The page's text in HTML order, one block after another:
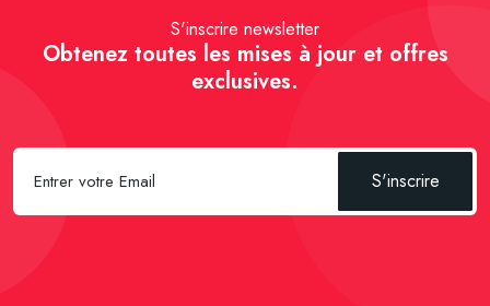
S'inscrire newsletter
Obtenez toutes les mises à jour et offres
exclusives.
S'inscrire